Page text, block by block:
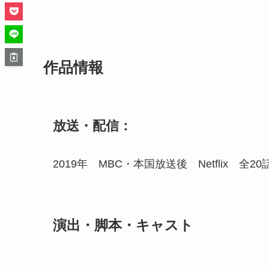
作品情報
放送・配信：
2019年 MBC・本国放送後 Netflix 全20
演出・脚本・キャスト